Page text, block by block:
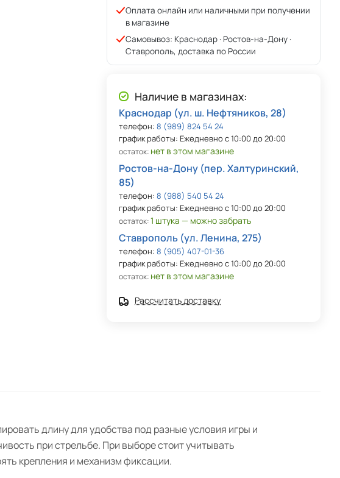
Оплата онлайн или наличными при получении
в магазине
Самовывоз: Краснодар · Ростов-на-Дону ·
Ставрополь, доставка по России
Наличие в магазинах:
Краснодар (ул. ш. Нефтяников, 28)
телефон:8 (989) 824 54 24
график работы: Ежедневно с 10:00 до 20:00
остаток: нет в этом магазине
Ростов-на-Дону (пер. Халтуринский,
85)
телефон:8 (988) 540 54 24
график работы: Ежедневно с 10:00 до 20:00
остаток:1 штука — можно забрать
Ставрополь (ул. Ленина, 275)
телефон:8 (905) 407-01-36
график работы: Ежедневно с 10:00 до 20:00
остаток: нет в этом магазине
Рассчитать доставку
длину для удобства под разные условия игры и
при стрельбе. При выборе стоит учитывать
крепления и механизм фиксации.